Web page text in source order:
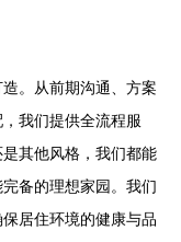
。从前期沟通、方案
我们提供全流程服
其他风格，我们都能
备的理想家园。我们
居住环境的健康与品